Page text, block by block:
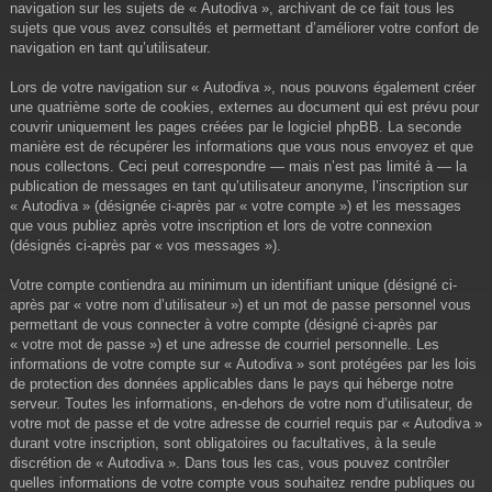
navigation sur les sujets de « Autodiva », archivant de ce fait tous les
sujets que vous avez consultés et permettant d’améliorer votre confort de
navigation en tant qu’utilisateur.
Lors de votre navigation sur « Autodiva », nous pouvons également créer
une quatrième sorte de cookies, externes au document qui est prévu pour
couvrir uniquement les pages créées par le logiciel phpBB. La seconde
manière est de récupérer les informations que vous nous envoyez et que
nous collectons. Ceci peut correspondre — mais n’est pas limité à — la
publication de messages en tant qu’utilisateur anonyme, l’inscription sur
« Autodiva » (désignée ci-après par « votre compte ») et les messages
que vous publiez après votre inscription et lors de votre connexion
(désignés ci-après par « vos messages »).
Votre compte contiendra au minimum un identifiant unique (désigné ci-
après par « votre nom d’utilisateur ») et un mot de passe personnel vous
permettant de vous connecter à votre compte (désigné ci-après par
« votre mot de passe ») et une adresse de courriel personnelle. Les
informations de votre compte sur « Autodiva » sont protégées par les lois
de protection des données applicables dans le pays qui héberge notre
serveur. Toutes les informations, en-dehors de votre nom d’utilisateur, de
votre mot de passe et de votre adresse de courriel requis par « Autodiva »
durant votre inscription, sont obligatoires ou facultatives, à la seule
discrétion de « Autodiva ». Dans tous les cas, vous pouvez contrôler
quelles informations de votre compte vous souhaitez rendre publiques ou